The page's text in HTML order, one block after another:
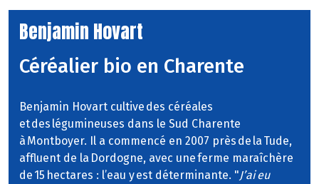
Benjamin Hovart
Céréalier bio en Charente
Benjamin Hovart cultive des céréales
et des légumineuses dans le Sud Charente
à Montboyer. Il a commencé en 2007 près de la Tude,
affluent de la Dordogne, avec une ferme maraîchère
de 15 hectares : l’eau y est déterminante. "J’ai eu